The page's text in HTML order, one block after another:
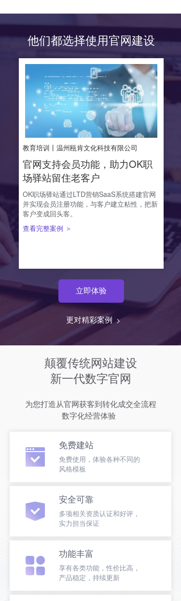
他们都选择使用官网建设
立即体验
更对精彩案例
教育培训丨温州瓯肯文化科技有限公司
官网支持会员功能，助力OK职
场驿站留住老客户
OK职场驿站通过LTD营销SaaS系统搭建官网
并实现会员注册功能，与客户建立粘性，把新
客户变成回头客。
查看完整案例 ＞
颠覆传统网站建设
新一代数字官网
免费建站
免费使用，体验各种不同的
风格模板
安全可靠
多项相关资质认证和好评，
实力担当保证
功能丰富
享有各类功能，性价比高，
产品稳定，持续更新
为您打造从官网获客到转化成交全流程
数字化经营体验